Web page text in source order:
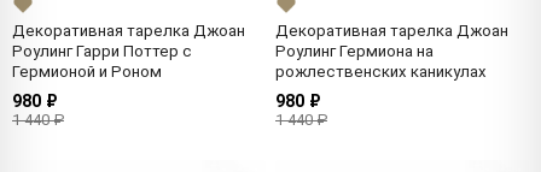
Декоративная тарелка Джоан
Роулинг Гарри Поттер с
Гермионой и Роном
980 ₽
1 440 ₽
Декоративная тарелка Джоан
Роулинг Гермиона на
рожлественских каникулах
980 ₽
1 440 ₽